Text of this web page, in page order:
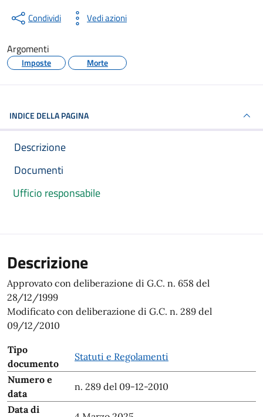
Condividi Vedi azioni
Argomenti
Imposte Morte
INDICE DELLA PAGINA
Descrizione
Documenti
Ufficio responsabile
Descrizione
Approvato con deliberazione di G.C. n. 658 del
28/12/1999
Modificato con deliberazione di G.C. n. 289 del
09/12/2010
Tipo
documento
Statuti e Regolamenti
Numero e
data
n. 289 del 09-12-2010
Data di